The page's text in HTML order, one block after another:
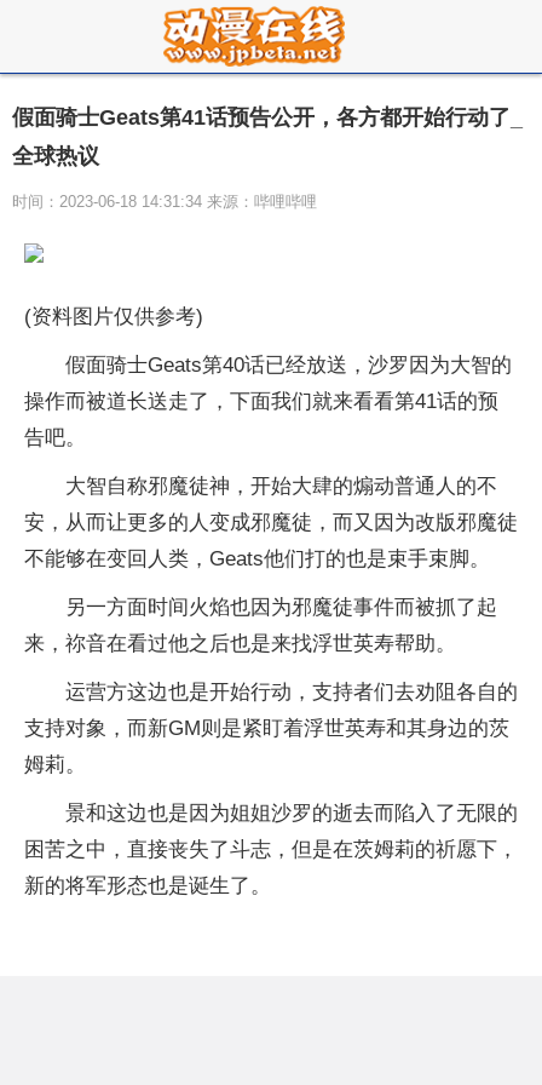
假面骑士Geats第41话预告公开，各方都开始行动了_
全球热议
时间：2023-06-18 14:31:34 来源：哔哩哔哩
(资料图片仅供参考)
假面骑士Geats第40话已经放送，沙罗因为大智的
操作而被道长送走了，下面我们就来看看第41话的预
告吧。
大智自称邪魔徒神，开始大肆的煽动普通人的不
安，从而让更多的人变成邪魔徒，而又因为改版邪魔徒
不能够在变回人类，Geats他们打的也是束手束脚。
另一方面时间火焰也因为邪魔徒事件而被抓了起
来，祢音在看过他之后也是来找浮世英寿帮助。
运营方这边也是开始行动，支持者们去劝阻各自的
支持对象，而新GM则是紧盯着浮世英寿和其身边的茨
姆莉。
景和这边也是因为姐姐沙罗的逝去而陷入了无限的
困苦之中，直接丧失了斗志，但是在茨姆莉的祈愿下，
新的将军形态也是诞生了。